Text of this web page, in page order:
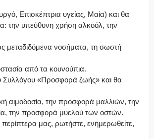
Επισκέπτρια υγείας, Μαία) και θα
την υπεύθυνη χρήση αλκοόλ, την
μεταδιδόμενα νοσήματα, τη σωστή
από τα κουνούπια.
Συλλόγου «Προσφορά ζωής» και θα
αιμοδοσία, την προσφορά μαλλιών, την
την προσφορά μυελού των οστών.
μας, ρωτήστε, ενημερωθείτε,